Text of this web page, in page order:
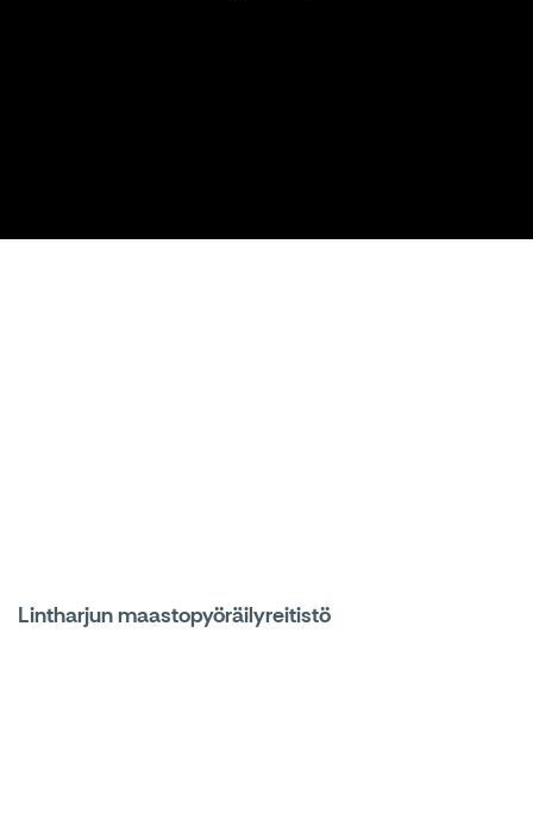
Lintharjun maastopyöräilyreitistö